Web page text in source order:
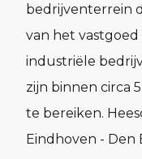
bedrijventerrein
van het
industriële
zijn binnen circa
te bereiken.
Eindhoven -